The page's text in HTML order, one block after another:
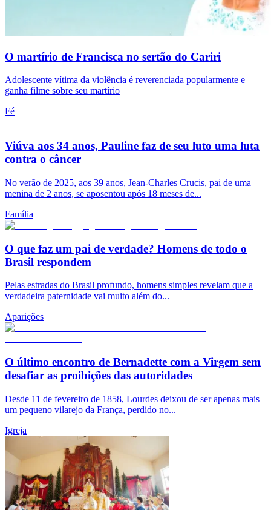
O martírio de Francisca no sertão do Cariri
Adolescente vítima da violência é reverenciada popularmente e
ganha filme sobre seu martírio
Fé
Viúva aos 34 anos, Pauline faz de seu luto uma luta
contra o câncer
No verão de 2025, aos 39 anos, Jean-Charles Crucis, pai de uma
menina de 2 anos, se aposentou após 18 meses de...
Família
O que faz um pai de verdade? Homens de todo o
Brasil respondem
Pelas estradas do Brasil profundo, homens simples revelam que a
verdadeira paternidade vai muito além do...
Aparições
O último encontro de Bernadette com a Virgem sem
desafiar as proibições das autoridades
Desde 11 de fevereiro de 1858, Lourdes deixou de ser apenas mais
um pequeno vilarejo da França, perdido no...
Igreja